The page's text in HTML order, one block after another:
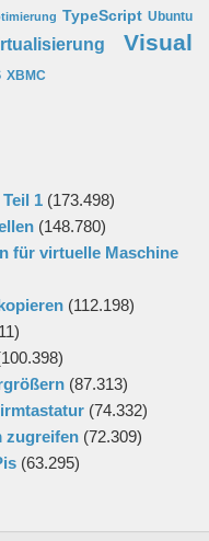
TypeScript Ubuntu
Visual
XBMC
1 (173.498)
(148.780)
für virtuelle Maschine
(112.198)
(87.313)
(74.332)
zugreifen (72.309)
(63.295)